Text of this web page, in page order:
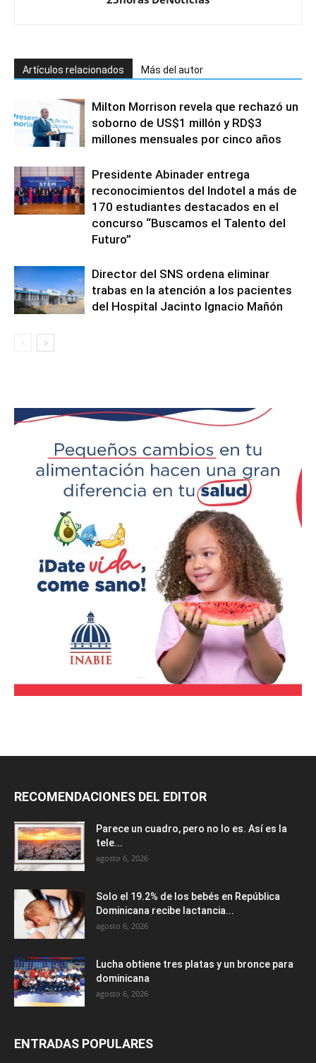
Artículos relacionados Más del autor
Milton Morrison revela que rechazó un
soborno de US$1 millón y RD$3
millones mensuales por cinco años
Presidente Abinader entrega
reconocimientos del Indotel a más de
170 estudiantes destacados en el
concurso “Buscamos el Talento del
Futuro”
Director del SNS ordena eliminar
trabas en la atención a los pacientes
del Hospital Jacinto Ignacio Mañón
RECOMENDACIONES DEL EDITOR
Parece un cuadro, pero no lo es. Así es la
tele...
agosto 6, 2026
Solo el 19.2% de los bebés en República
Dominicana recibe lactancia...
agosto 6, 2026
Lucha obtiene tres platas y un bronce para
dominicana
agosto 6, 2026
ENTRADAS POPULARES